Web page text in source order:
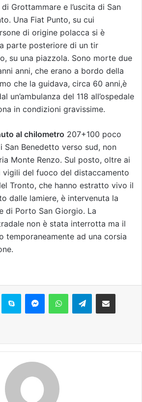
di Grottammare e l’uscita di San
Una Fiat Punto, su cui
di origine polacca si è
parte posteriore di un tir
su una piazzola. Sono morte due
anni, che erano a bordo della
che la guidava, circa 60 anni,è
un’ambulanza del 118 all’ospedale
in condizioni gravissime.
al chilometro 207+100 poco
San Benedetto verso sud, non
Monte Renzo. Sul posto, oltre ai
vigili del fuoco del distaccamento
Tronto, che hanno estratto vivo il
dalle lamiere, è intervenuta la
di Porto San Giorgio. La
non è stata interrotta ma il
temporaneamente ad una corsia
Telegram